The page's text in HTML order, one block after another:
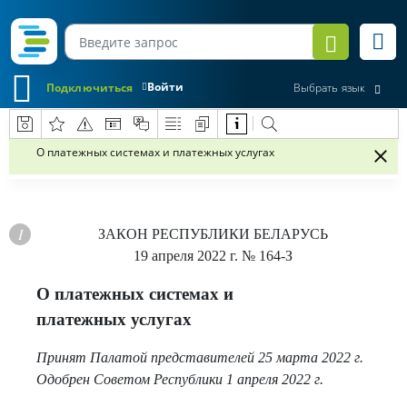
Войти
Подключиться Выбрать язык
О платежных системах и платежных услугах
ЗАКОН РЕСПУБЛИКИ БЕЛАРУСЬ
19 апреля 2022 г. № 164-З
О платежных системах и
платежных услугах
Принят Палатой представителей 25 марта 2022 г.
Одобрен Советом Республики 1 апреля 2022 г.